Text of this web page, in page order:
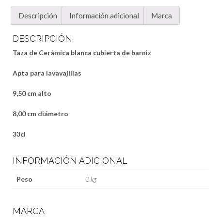
Descripción Información adicional Marca
DESCRIPCIÓN
Taza de Cerámica blanca cubierta de barniz
Apta para lavavajillas
9,50 cm alto
8,00 cm diámetro
33cl
INFORMACIÓN ADICIONAL
Peso 2 kg
MARCA